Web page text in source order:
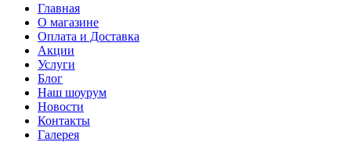
Главная
О магазине
Оплата и Доставка
Акции
Услуги
Блог
Наш шоурум
Новости
Контакты
Галерея